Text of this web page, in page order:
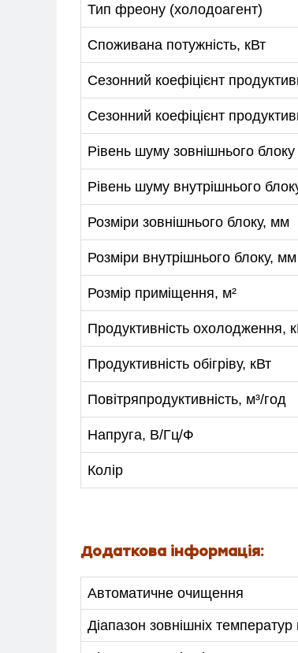
Тип фреону (холодоагент)
Споживана потужність, кВт
Сезонний коефіцієнт
Сезонний коефіцієнт
Рівень шуму зовнішнього
Рівень шуму внутрішнього
Розміри зовнішнього блоку, мм
Розміри внутрішнього блоку, мм
Розмір приміщення, м²
Продуктивність охолодження,
Продуктивність обігріву, кВт
Повітряпродуктивність, м³/год
Напруга, В/Гц/Ф
Колір
Додаткова інформація:
Автоматичне очищення
Діапазон зовнішніх температур